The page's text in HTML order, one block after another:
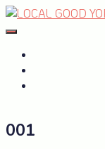
Skip
to
001